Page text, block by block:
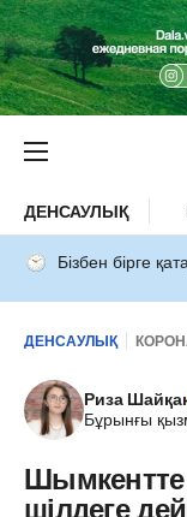
ДЕНСАУЛЫҚ
Бізбен бірге
ДЕНСАУЛЫҚ
Риза
Бұрынғы
Шымкентте
шілдеге